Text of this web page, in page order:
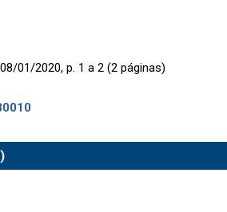
01/2020, p. 1 a 2 (2 páginas)